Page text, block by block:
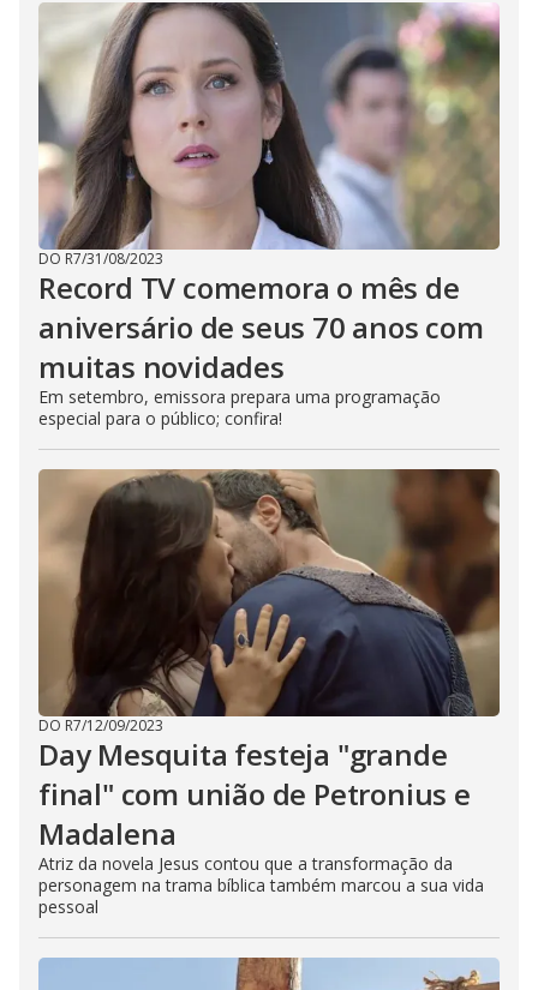
DO R7/31/08/2023
Record TV comemora o mês de
aniversário de seus 70 anos com
muitas novidades
Em setembro, emissora prepara uma programação
especial para o público; confira!
DO R7/12/09/2023
Day Mesquita festeja "grande
final" com união de Petronius e
Madalena
Atriz da novela Jesus contou que a transformação da
personagem na trama bíblica também marcou a sua vida
pessoal